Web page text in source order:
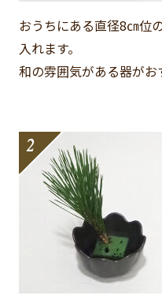
おうちにある直径8㎝位
入れます。
和の雰囲気がある器がお